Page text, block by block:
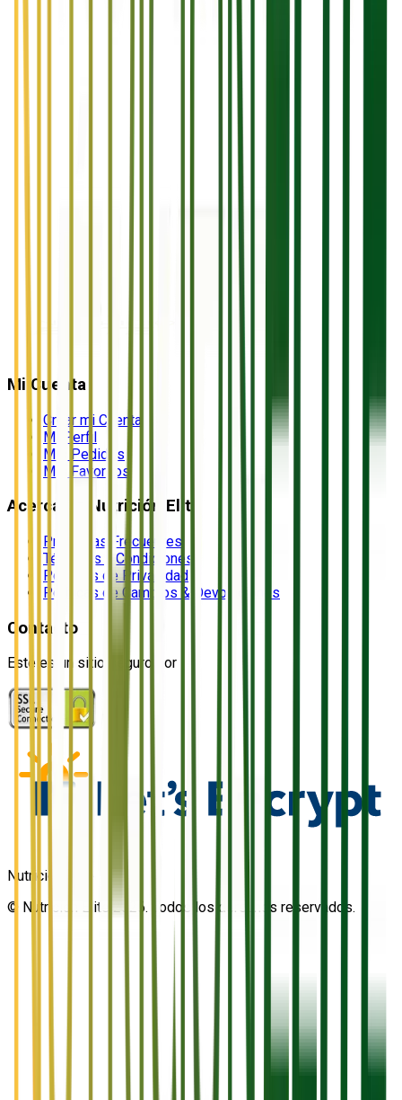
Mi Cuenta
Crear mi Cuenta
Mi Perfil
Mis Pedidos
Mis Favoritos
Acerca de Nutrición Elite
Preguntas Frecuentes
Términos y Condiciones
Políticas de Privacidad
Políticas de Cambios & Devoluciones
Contacto
Este es un sitio seguro por
Nutrición Elite
© Nutrición Elite 2026. Todos los derechos reservados.